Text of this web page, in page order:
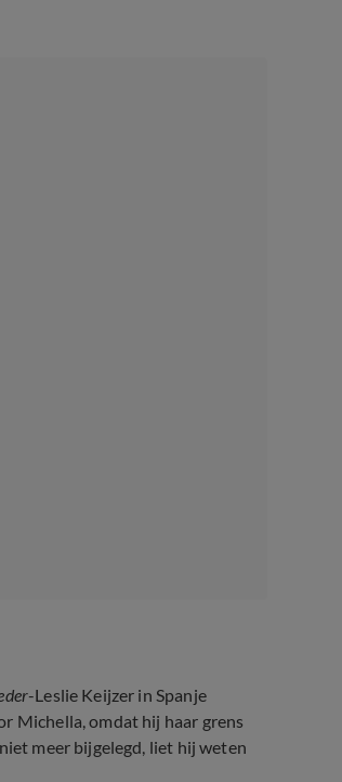
-Leslie Keijzer in Spanje
Michella, omdat hij haar grens
meer bijgelegd, liet hij weten